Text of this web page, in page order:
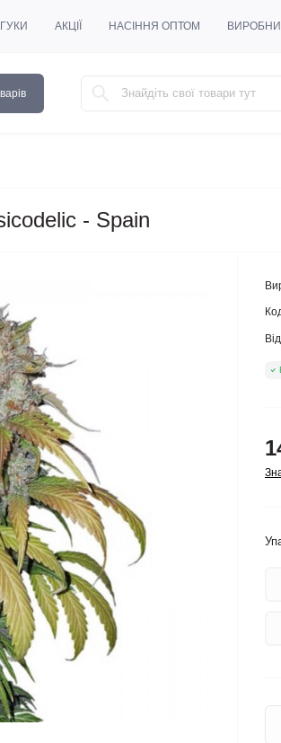
АКЦІЇ НАСІННЯ ОПТОМ
- Spain